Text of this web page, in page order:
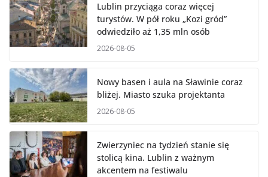
Lublin przyciąga coraz więcej
turystów. W pół roku „Kozi gród”
odwiedziło aż 1,35 mln osób
2026-08-05
Nowy basen i aula na Sławinie coraz
bliżej. Miasto szuka projektanta
2026-08-05
Zwierzyniec na tydzień stanie się
stolicą kina. Lublin z ważnym
akcentem na festiwalu